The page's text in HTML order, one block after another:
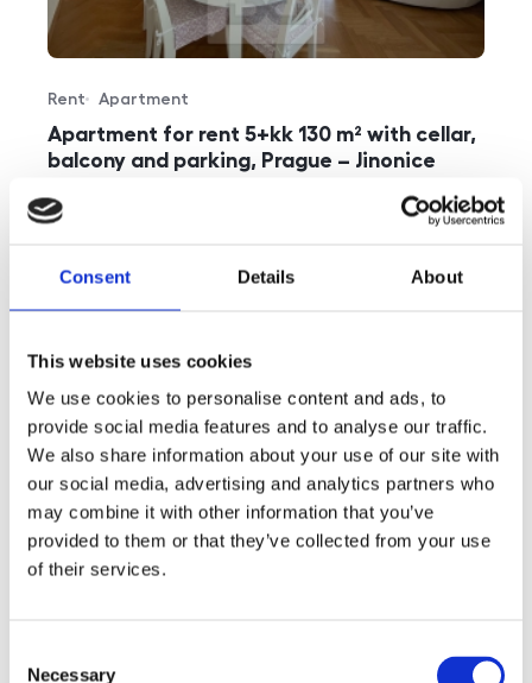
Consent Details About
This website uses cookies
We use cookies to personalise content and ads, to
provide social media features and to analyse our traffic.
We also share information about your use of our site with
our social media, advertising and analytics partners who
may combine it with other information that you’ve
provided to them or that they’ve collected from your use
of their services.
Necessary
Apartment for rent 5+kk 130 m² with cellar,
balcony and parking, Prague – Jinonice
Offer type
Rent
Property type
Apartment
rozměry
disposition
5+kk